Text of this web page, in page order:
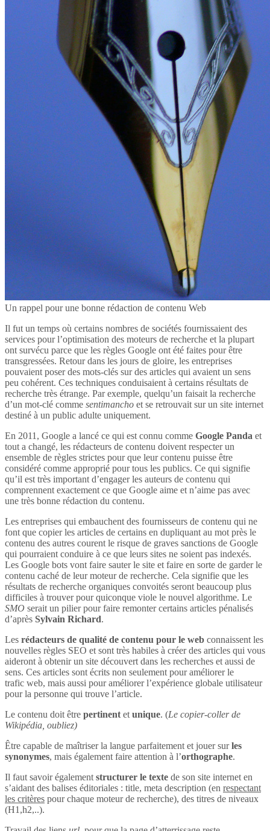
Un rappel pour une bonne rédaction de contenu Web
Il fut un temps où certains nombres de sociétés fournissaient des
services pour l’optimisation des moteurs de recherche et la plupart
ont survécu parce que les règles Google ont été faites pour être
transgressées. Retour dans les jours de gloire, les entreprises
pouvaient poser des mots-clés sur des articles qui avaient un sens
peu cohérent. Ces techniques conduisaient à certains résultats de
recherche très étrange. Par exemple, quelqu’un faisait la recherche
d’un mot-clé comme sentimancho et se retrouvait sur un site internet
destiné à un public adulte uniquement.
En 2011, Google a lancé ce qui est connu comme Google Panda et
tout a changé, les rédacteurs de contenu doivent respecter un
ensemble de règles strictes pour que leur contenu puisse être
considéré comme approprié pour tous les publics. Ce qui signifie
qu’il est très important d’engager les auteurs de contenu qui
comprennent exactement ce que Google aime et n’aime pas avec
une très bonne rédaction du contenu.
Les entreprises qui embauchent des fournisseurs de contenu qui ne
font que copier les articles de certains en dupliquant au mot près le
contenu des autres courent le risque de graves sanctions de Google
qui pourraient conduire à ce que leurs sites ne soient pas indexés.
Les Google bots vont faire sauter le site et faire en sorte de garder le
contenu caché de leur moteur de recherche. Cela signifie que les
résultats de recherche organiques convoités seront beaucoup plus
difficiles à trouver pour quiconque viole le nouvel algorithme. Le
SMO serait un pilier pour faire remonter certains articles pénalisés
d’après Sylvain Richard.
Les rédacteurs de qualité de contenu pour le web connaissent les
nouvelles règles SEO et sont très habiles à créer des articles qui vous
aideront à obtenir un site découvert dans les recherches et aussi de
sens. Ces articles sont écrits non seulement pour améliorer le
trafic web, mais aussi pour améliorer l’expérience globale utilisateur
pour la personne qui trouve l’article.
Le contenu doit être pertinent et unique. (Le copier-coller de
Wikipédia, oubliez)
Être capable de maîtriser la langue parfaitement et jouer surles
synonymes, mais également faire attention à l’orthographe.
Il faut savoir également structurer le texte de son site internet en
s’aidant des balises éditoriales : title, meta description (en respectant
les critères pour chaque moteur de recherche), des titres de niveaux
(H1,h2,..).